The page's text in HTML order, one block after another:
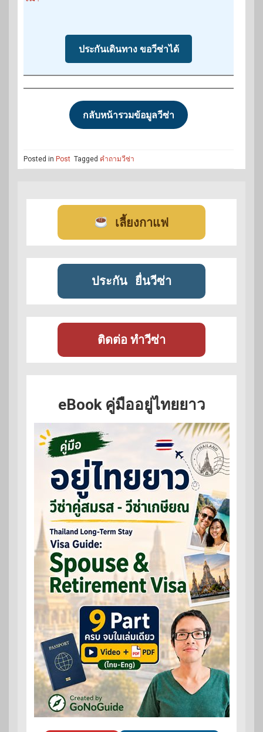
ประกันเดินทาง ขอวีซ่าได้
กลับหน้ารวมข้อมูลวีซ่า
Posted in Post Tagged คำถามวีซ่า
เลี้ยงกาแฟ
ประกัน ยื่นวีซ่า
ติดต่อ ทำวีซ่า
eBook คู่มืออยู่ไทยยาว